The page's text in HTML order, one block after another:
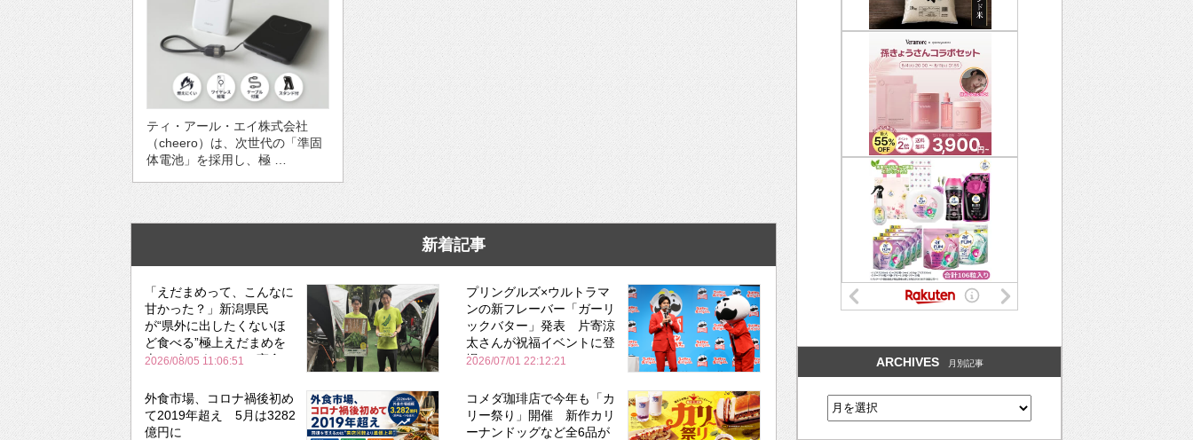
ティ・アール・エイ株式会社
（cheero）は、次世代の「準固
体電池」を採用し、極 …
新着記事
「えだまめって、こんなに
甘かった？」新潟県民
が“県外に出したくないほ
ど食べる”極上えだまめを
森のビアガーデンで実食
2026/08/05 11:06:51
プリングルズ×ウルトラマ
ンの新フレーバー「ガーリ
ックバター」発表 片寄涼
太さんが祝福イベントに登
場
2026/07/01 22:12:21
外食市場、コロナ禍後初め
て2019年超え 5月は3282
億円に
コメダ珈琲店で今年も「カ
リー祭り」開催 新作カリ
ーナンドッグなど全6品が
ARCHIVES 月別記事